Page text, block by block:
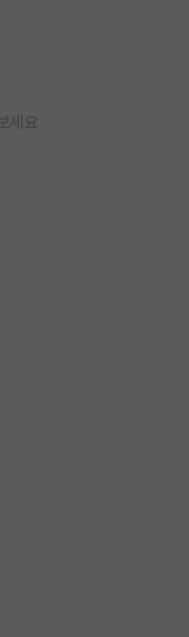
세요